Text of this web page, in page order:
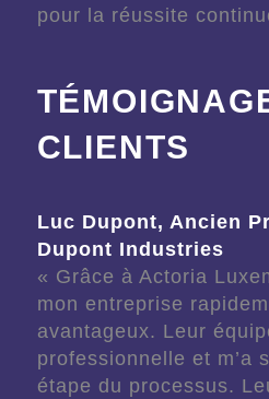
pour la réussite
CLIENTS
Luc Dupont, Ancien
Dupont Industries
« Grâce à Actoria
mon entreprise
avantageux. Leur
professionnelle et m’a
étape du processus.